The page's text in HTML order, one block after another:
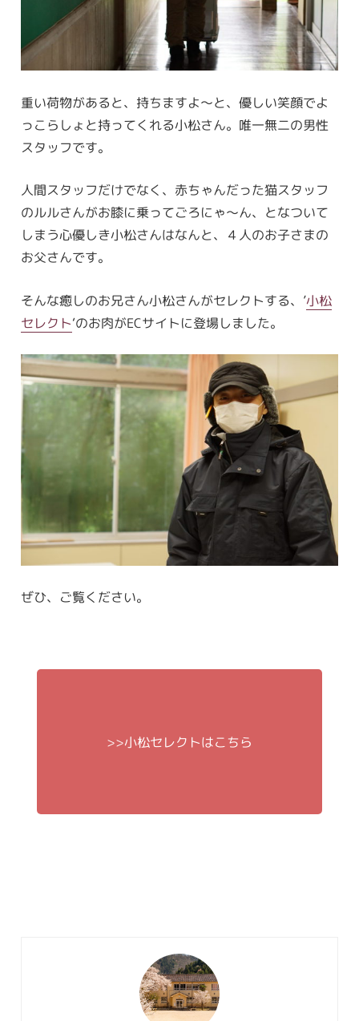
重い荷物があると、持ちますよ〜と、優しい笑顔でよ
っこらしょと持ってくれる小松さん。唯一無二の男性
スタッフです。
人間スタッフだけでなく、赤ちゃんだった猫スタッフ
のルルさんがお膝に乗ってごろにゃ〜ん、となついて
しまう心優しき小松さんはなんと、４人のお子さまの
お父さんです。
そんな癒しのお兄さん小松さんがセレクトする、’小松
セレクト‘のお肉がECサイトに登場しました。
ぜひ、ご覧ください。
>>小松セレクトはこちら